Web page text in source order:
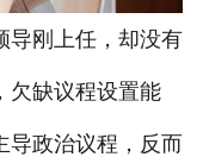
刚上任，却没有
欠缺议程设置能
导政治议程，反而